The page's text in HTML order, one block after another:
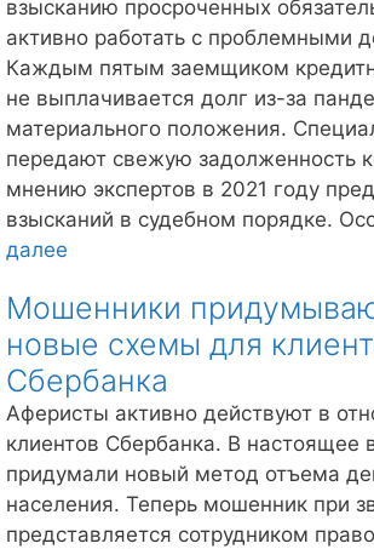
взысканию просроченных
активно работать с проблемными
Каждым пятым заемщиком
не выплачивается долг из-за
материального положения.
передают свежую задолженность
мнению экспертов в 2021 году
взысканий в судебном порядке.
далее
заемщиков
не
выплачивают
долги
результате
пандемии
Мошенники
новые схемы для
Сбербанка
Аферисты активно действуют в
клиентов Сбербанка. В настоящее
придумали новый метод отъема
населения. Теперь мошенник при
представляется сотрудником